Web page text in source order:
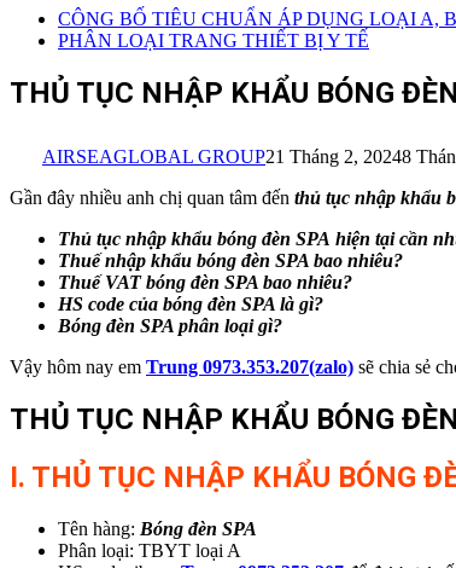
CÔNG BỐ TIÊU CHUẨN ÁP DỤNG LOẠI A, B
PHÂN LOẠI TRANG THIẾT BỊ Y TẾ
THỦ TỤC NHẬP KHẨU BÓNG
AIRSEAGLOBAL GROUP21 Tháng 2, 20248
Gần đây nhiều anh chị quan tâm đến thủ tục nhập khẩu
Thủ tục nhập khẩu bóng đèn SPA hiện tại cần
Thuế nhập khẩu bóng đèn SPA bao nhiêu?
Thuế VAT bóng đèn SPA bao nhiêu?
HS code của bóng đèn SPA là gì?
Bóng đèn SPA phân loại gì?
Vậy hôm nay em Trung 0973.353.207(zalo) sẽ chia sẻ
THỦ TỤC NHẬP KHẨU BÓNG
I. THỦ TỤC NHẬP KHẨU BÓNG
Tên hàng: Bóng đèn SPA
Phân loại: TBYT loại A